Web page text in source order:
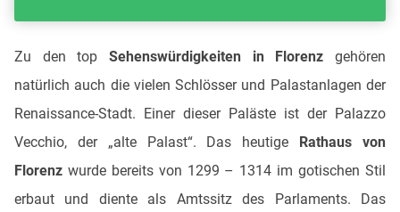
Zu den top Sehenswürdigkeiten in Florenz gehören
natürlich auch die vielen Schlösser und Palastanlagen der
Renaissance-Stadt. Einer dieser Paläste ist der Palazzo
Vecchio, der „alte Palast“. Das heutige Rathaus von
Florenz wurde bereits von 1299 – 1314 im gotischen Stil
erbaut und diente als Amtssitz des Parlaments. Das